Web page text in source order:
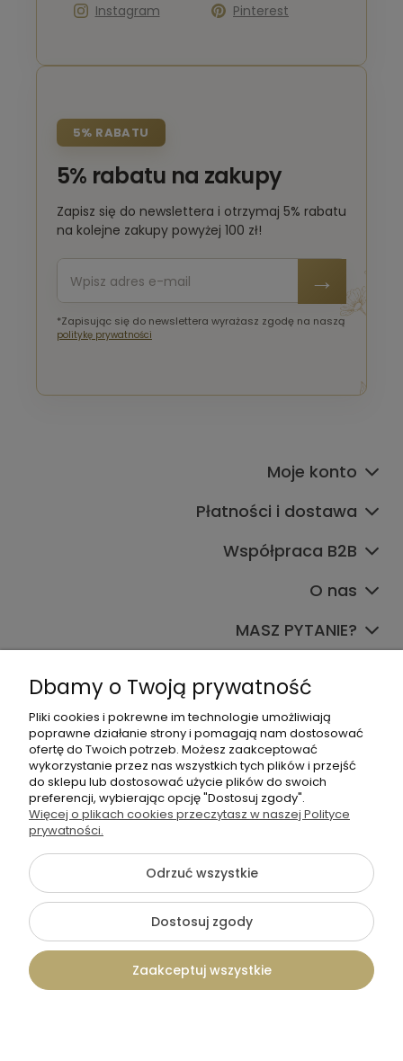
Instagram Pinterest
5% RABATU
5% rabatu na zakupy
Zapisz się do newslettera i otrzymaj 5% rabatu
na kolejne zakupy powyżej 100 zł!
*Zapisując się do newslettera wyrażasz zgodę na naszą
politykę prywatności
Moje konto
Płatności i dostawa
Współpraca B2B
O nas
MASZ PYTANIE?
+48 570 367 989
©2026 Wszelkie Prawa Zastrzeżone | TADAM Pracownia
Kreatywna
Szablon Flex byEcommercy
Dbamy o Twoją prywatność
Pliki cookies i pokrewne im technologie umożliwiają
poprawne działanie strony i pomagają nam dostosować
ofertę do Twoich potrzeb. Możesz zaakceptować
wykorzystanie przez nas wszystkich tych plików i przejść
do sklepu lub dostosować użycie plików do swoich
preferencji, wybierając opcję "Dostosuj zgody".
Więcej o plikach cookies przeczytasz w naszej Polityce
prywatności.
Odrzuć wszystkie
Dostosuj zgody
Zaakceptuj wszystkie